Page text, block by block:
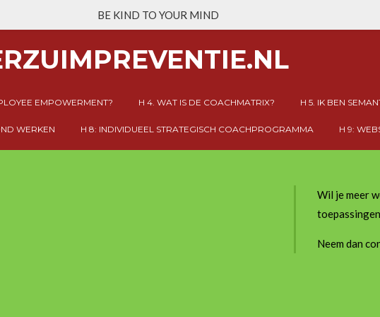
BE KIND TO YOUR MIND
EMPOWERMENT? H 4. WAT IS DE COACHMATRIX? H 5. IK BEN
WERKEN H 8: INDIVIDUEEL STRATEGISCH COACHPROGRAMMA H 9:
Wil je meer
Neem dan